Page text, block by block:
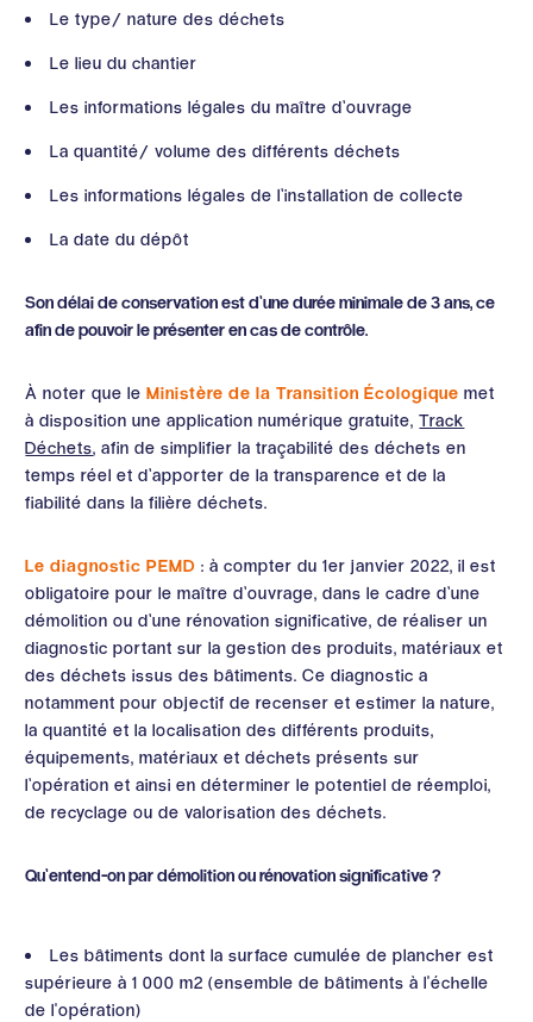
Le type/ nature des déchets
Le lieu du chantier
Les informations légales du maître d’ouvrage
La quantité/ volume des différents déchets
Les informations légales de l’installation de collecte
La date du dépôt
Son délai de conservation est d’une durée minimale de 3 ans, ce
afin de pouvoir le présenter en cas de contrôle.
À noter que leMinistère de la Transition Écologique met
à disposition une application numérique gratuite,Track
Déchets, afin de simplifier la traçabilité des déchets en
temps réel et d’apporter de la transparence et de la
fiabilité dans la filière déchets.
Le diagnostic PEMD : à compter du 1er janvier 2022, il est
obligatoire pour le maître d’ouvrage, dans le cadre d’une
démolition ou d’une rénovation significative, de réaliser un
diagnostic portant sur la gestion des produits, matériaux et
des déchets issus des bâtiments. Ce diagnostic a
notamment pour objectif de recenser et estimer la nature,
la quantité et la localisation des différents produits,
équipements, matériaux et déchets présents sur
l’opération et ainsi en déterminer le potentiel de réemploi,
de recyclage ou de valorisation des déchets.
Qu’entend-on par démolition ou rénovation significative ?
Les bâtiments dont la surface cumulée de plancher est
supérieure à 1 000 m2 (ensemble de bâtiments à l'échelle
de l'opération)